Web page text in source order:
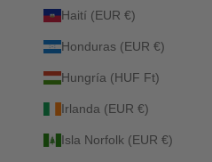
Haití (EUR €)
Honduras (EUR €)
Hungría (HUF Ft)
Irlanda (EUR €)
Isla Norfolk (EUR €)